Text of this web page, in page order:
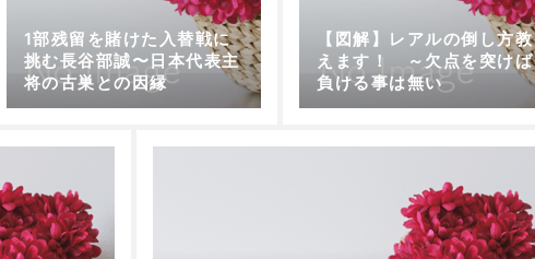
1部残留を賭けた入替戦に
挑む長谷部誠〜日本代表主
将の古巣との因縁
【図解】レアルの倒し方教
えます！ ～欠点を突けば
負ける事は無い